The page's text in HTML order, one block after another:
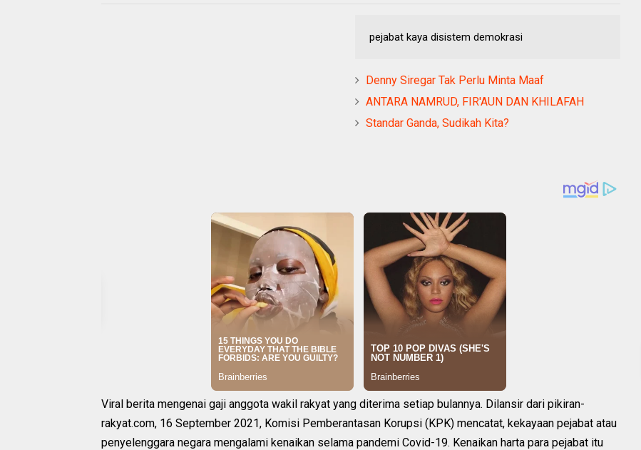
pejabat kaya disistem demokrasi
Denny Siregar Tak Perlu Minta Maaf
ANTARA NAMRUD, FIR'AUN DAN KHILAFAH
Standar Ganda, Sudikah Kita?
Viral berita mengenai gaji anggota wakil rakyat yang diterima setiap bulannya. Dilansir dari pikiran-
rakyat.com, 16 September 2021, Komisi Pemberantasan Korupsi (KPK) mencatat, kekayaan pejabat atau
penyelenggara negara mengalami kenaikan selama pandemi Covid-19. Kenaikan harta para pejabat itu